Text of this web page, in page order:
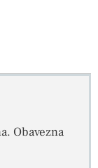
Obavezna